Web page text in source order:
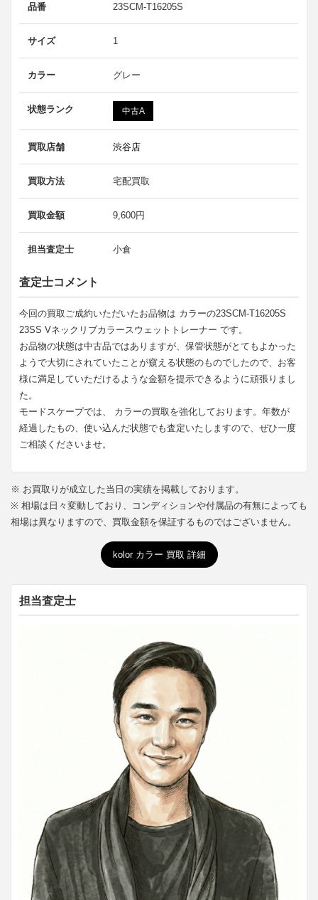
品番 23SCM-T16205S
サイズ 1
カラー グレー
状態ランク 中古A
買取店舗 渋谷店
買取方法 宅配買取
買取金額 9,600円
担当査定士 小倉
査定士コメント
今回の買取ご成約いただいたお品物は カラーの23SCM-T16205S
23SS Vネックリブカラースウェットトレーナー です。
お品物の状態は中古品ではありますが、保管状態がとてもよかった
ようで大切にされていたことが窺える状態のものでしたので、お客
様に満足していただけるような金額を提示できるように頑張りまし
た。
モードスケープでは、 カラーの買取を強化しております。年数が
経過したもの、使い込んだ状態でも査定いたしますので、ぜひ一度
ご相談くださいませ。
※ お買取りが成立した当日の実績を掲載しております。
※ 相場は日々変動しており、コンディションや付属品の有無によっても
相場は異なりますので、買取金額を保証するものではございません。
kolor カラー 買取 詳細
担当査定士